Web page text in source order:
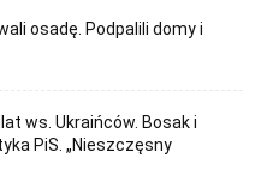
osadę. Podpalili domy i
ws. Ukraińców. Bosak i
PiS. „Nieszczęsny